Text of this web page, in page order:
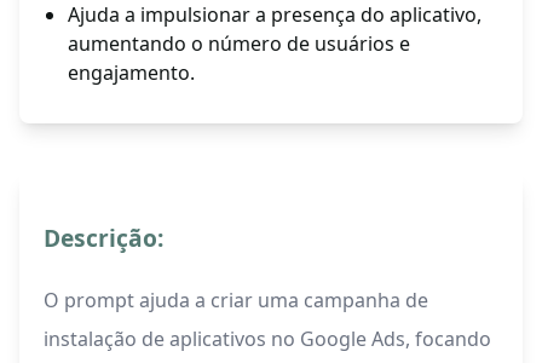
Ajuda a impulsionar a presença do aplicativo,
aumentando o número de usuários e
engajamento.
Descrição:
O prompt ajuda a criar uma campanha de
instalação de aplicativos no Google Ads, focando